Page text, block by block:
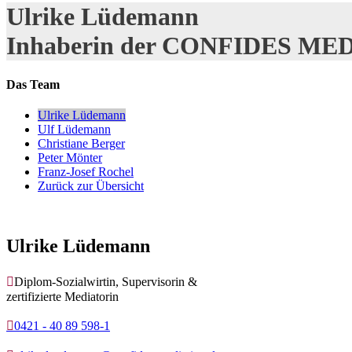
Ulrike Lüdemann
Inhaberin der CONFIDES
Das Team
Ulrike Lüdemann
Ulf Lüdemann
Christiane Berger
Peter Mönter
Franz-Josef Rochel
Zurück zur Übersicht
Ulrike Lüdemann
Diplom-Sozialwirtin, Supervisorin &
zertifizierte Mediatorin
0421 - 40 89 598-1